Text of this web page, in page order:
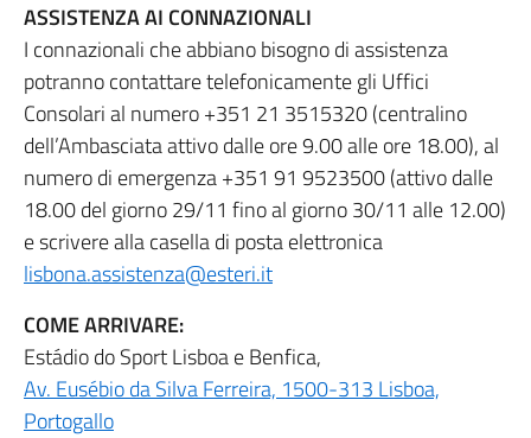
ASSISTENZA AI CONNAZIONALI
I connazionali che abbiano bisogno di assistenza
potranno contattare telefonicamente gli Uffici
Consolari al numero +351 21 3515320 (centralino
dell’Ambasciata attivo dalle ore 9.00 alle ore 18.00), al
numero di emergenza +351 91 9523500 (attivo dalle
18.00 del giorno 29/11 fino al giorno 30/11 alle 12.00)
e scrivere alla casella di posta elettronica
lisbona.assistenza@esteri.it
COME ARRIVARE:
Estádio do Sport Lisboa e Benfica,
Av. Eusébio da Silva Ferreira, 1500-313 Lisboa,
Portogallo